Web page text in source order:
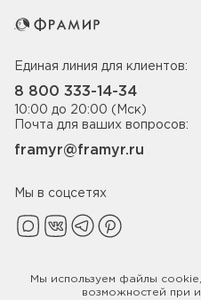
Единая линия для клиентов:
8 800 333-14-34
10:00 до 20:00 (Мск)
Почта для ваших вопросов:
framyr@framyr.ru
Мы в соцсетях
Политика конфиденциальности
Мы используем файлы cookie
возможностей при